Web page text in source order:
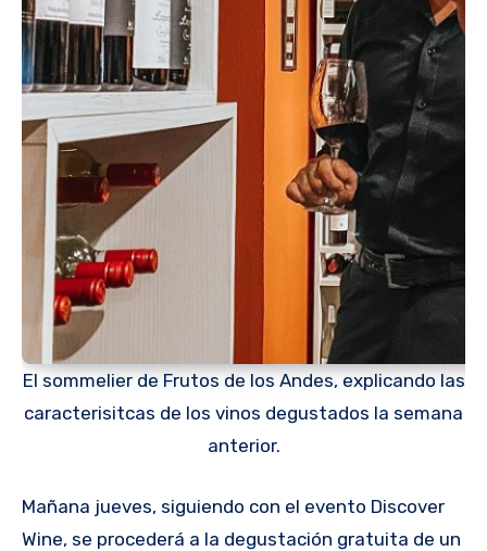
El sommelier de Frutos de los Andes, explicando las
caracterisitcas de los vinos degustados la semana
anterior.
Mañana jueves, siguiendo con el evento Discover
Wine, se procederá a la degustación gratuita de un